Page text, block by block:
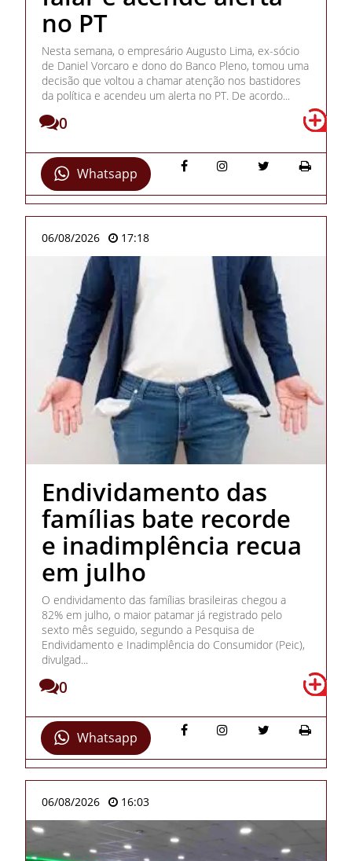
no PT
Nesta semana, o empresário Augusto Lima, ex-sócio
de Daniel Vorcaro e dono do Banco Pleno, tomou uma
decisão que voltou a chamar atenção nos bastidores
da política e acendeu um alerta no PT. De acordo...
0
Whatsapp
06/08/2026 17:18
Endividamento das
famílias bate recorde
e inadimplência recua
em julho
O endividamento das famílias brasileiras chegou a
82% em julho, o maior patamar já registrado pelo
sexto mês seguido, segundo a Pesquisa de
Endividamento e Inadimplência do Consumidor (Peic),
divulgad...
0
Whatsapp
06/08/2026 16:03